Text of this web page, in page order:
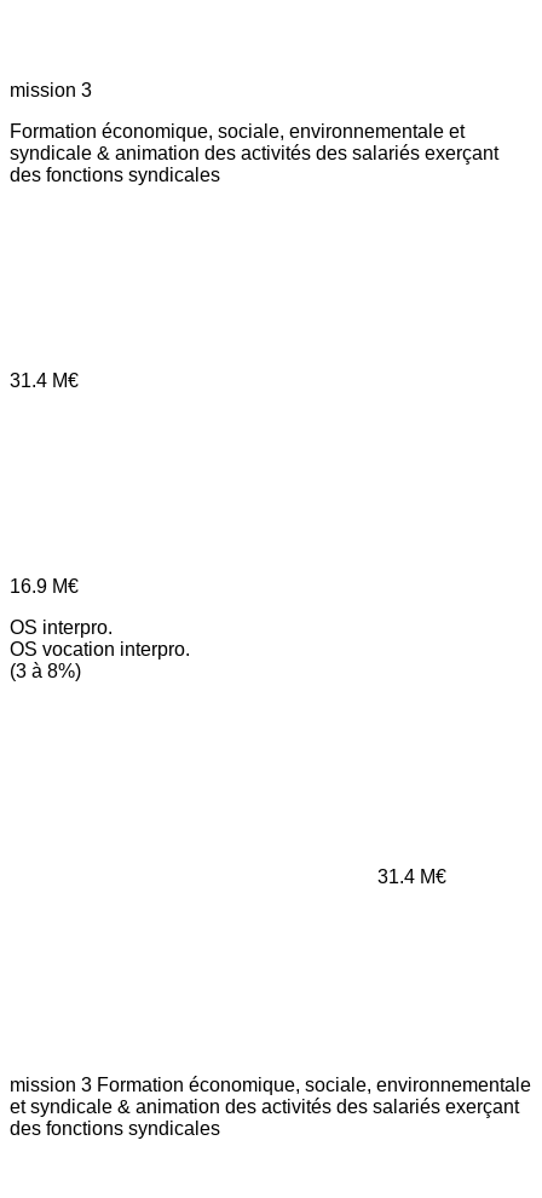
mission 3
Formation économique, sociale, environnementale et
syndicale & animation des activités des salariés exerçant
des fonctions syndicales
31.4 M€
16.9 M€
OS interpro.
OS vocation interpro.
(3 à 8%)
31.4 M€
mission 3 Formation économique, sociale, environnementale
et syndicale & animation des activités des salariés exerçant
des fonctions syndicales